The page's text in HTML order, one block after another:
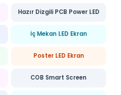
Hazır Dizgili PCB Power LED
İç Mekan LED Ekran
Poster LED Ekran
COB Smart Screen